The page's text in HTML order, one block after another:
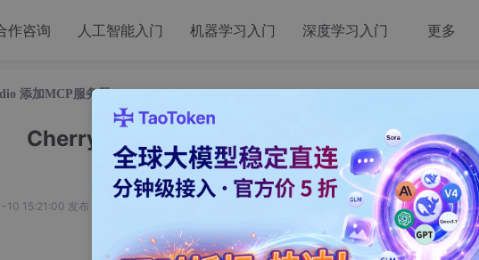
作咨询 人工智能入门 机器学习入门 深度学习入门 更多
添加MCP服务器
Cherry Studio 添加MCP服务器
10 15:21:00 发布